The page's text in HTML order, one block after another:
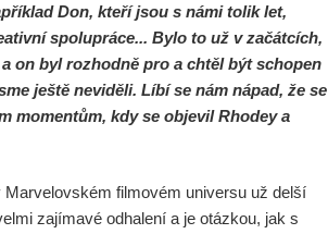
Don, kteří jsou s námi tolik let,
spolupráce... Bylo to už v začátcích,
on byl rozhodně pro a chtěl být schopen
ještě neviděli. Líbí se nám nápad, že se
momentům, kdy se objevil Rhodey a
filmovém universu už delší
zajímavé odhalení a je otázkou, jak s